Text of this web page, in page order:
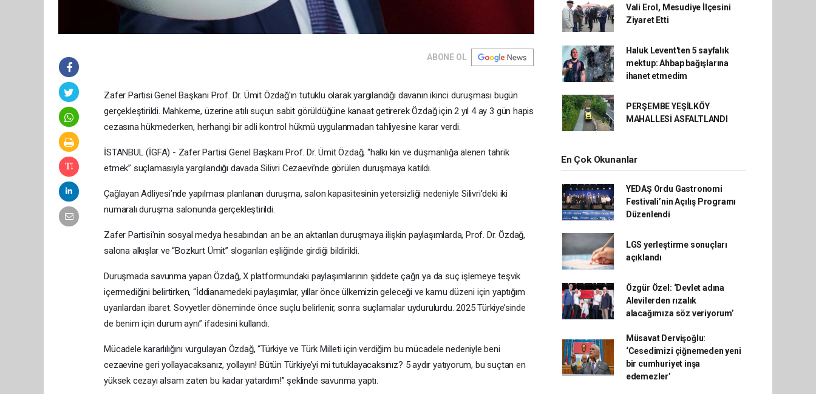
ABONE OL
Zafer Partisi Genel Başkanı Prof. Dr. Ümit Özdağ'ın tutuklu olarak yargılandığı davanın ikinci duruşması bugün
gerçekleştirildi. Mahkeme, üzerine atılı suçun sabit görüldüğüne kanaat getirerek Özdağ için 2 yıl 4 ay 3 gün hapis
cezasına hükmederken, herhangi bir adli kontrol hükmü uygulanmadan tahliyesine karar verdi.
İSTANBUL (İGFA) - Zafer Partisi Genel Başkanı Prof. Dr. Ümit Özdağ, “halkı kin ve düşmanlığa alenen tahrik
etmek” suçlamasıyla yargılandığı davada Silivri Cezaevi’nde görülen duruşmaya katıldı.
Çağlayan Adliyesi’nde yapılması planlanan duruşma, salon kapasitesinin yetersizliği nedeniyle Silivri’deki iki
numaralı duruşma salonunda gerçekleştirildi.
Zafer Partisi'nin sosyal medya hesabından an be an aktarılan duruşmaya ilişkin paylaşımlarda, Prof. Dr. Özdağ,
salona alkışlar ve “Bozkurt Ümit” sloganları eşliğinde girdiği bildirildi.
Duruşmada savunma yapan Özdağ, X platformundaki paylaşımlarının şiddete çağrı ya da suç işlemeye teşvik
içermediğini belirtirken, “İddianamedeki paylaşımlar, yıllar önce ülkemizin geleceği ve kamu düzeni için yaptığım
uyarılardan ibaret. Sovyetler döneminde önce suçlu belirlenir, sonra suçlamalar uydurulurdu. 2025 Türkiye’sinde
de benim için durum aynı” ifadesini kullandı.
Mücadele kararlılığını vurgulayan Özdağ, “Türkiye ve Türk Milleti için verdiğim bu mücadele nedeniyle beni
cezaevine geri yollayacaksanız, yollayın! Bütün Türkiye’yi mi tutuklayacaksınız? 5 aydır yatıyorum, bu suçtan en
yüksek cezayı alsam zaten bu kadar yatardım!” şeklinde savunma yaptı.
Vali Erol, Mesudiye İlçesini
Ziyaret Etti
Haluk Levent'ten 5 sayfalık
mektup: Ahbap bağışlarına
ihanet etmedim
PERŞEMBE YEŞİLKÖY
MAHALLESİ ASFALTLANDI
En Çok Okunanlar
YEDAŞ Ordu Gastronomi
Festivali’nin Açılış Programı
Düzenlendi
LGS yerleştirme sonuçları
açıklandı
Özgür Özel: ‘Devlet adına
Alevilerden rızalık
alacağımıza söz veriyorum’
Müsavat Dervişoğlu:
‘Cesedimizi çiğnemeden yeni
bir cumhuriyet inşa
edemezler’